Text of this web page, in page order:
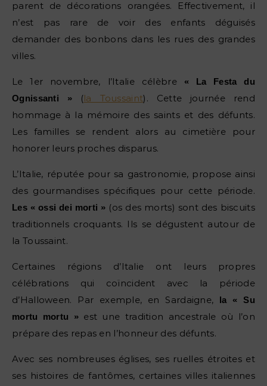
parent de décorations orangées. Effectivement, il
n’est pas rare de voir des enfants déguisés
demander des bonbons dans les rues des grandes
villes.
Le 1er novembre, l’Italie célèbre
« La Festa du
Ognissanti » (la Toussaint). Cette journée rend
hommage à la mémoire des saints et des défunts.
Les familles se rendent alors au cimetière pour
honorer leurs proches disparus.
L’Italie, réputée pour sa gastronomie, propose ainsi
des gourmandises spécifiques pour cette période.
Les « ossi dei morti » (os des morts) sont des biscuits
traditionnels croquants. Ils se dégustent autour de
la Toussaint.
Certaines régions d’Italie ont leurs propres
célébrations qui coïncident avec la période
d’Halloween. Par exemple, en Sardaigne,
la « Su
mortu mortu »est une tradition ancestrale où l’on
prépare des repas en l’honneur des défunts.
Avec ses nombreuses églises, ses ruelles étroites et
ses histoires de fantômes, certaines villes italiennes